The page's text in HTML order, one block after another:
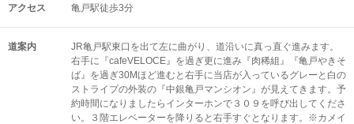
アクセス 亀戸駅徒歩3分
道案内
JR亀戸駅東口を出て左に曲がり、道沿いに真っ直ぐ進みます。
右手に『cafeVELOCE』を過ぎ更に進み『肉稀組』『亀戸やきそ
ば』を過ぎ30Mほど進むと右手に当店が入っているグレーと白の
ストライプの外装の『中銀亀戸マンシオン』が見えてきます。予
約時間になりましたらインターホンで３０９を呼び出してくださ
い。３階エレベーターを降りると右手すぐとなります。※カメイ